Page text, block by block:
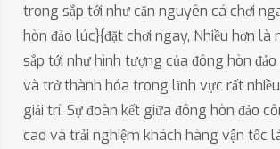
trong sắp tới như căn nguyên cá chơi
hòn đảo lúc}{đặt chơi ngay, Nhiều hơn
sắp tới như hình tượng của đông hòn
và trở thành hóa trong lĩnh vực rất
giải trí. Sự đoàn kết giữa đông hòn đảo
cao và trải nghiệm khách hàng vận tốc